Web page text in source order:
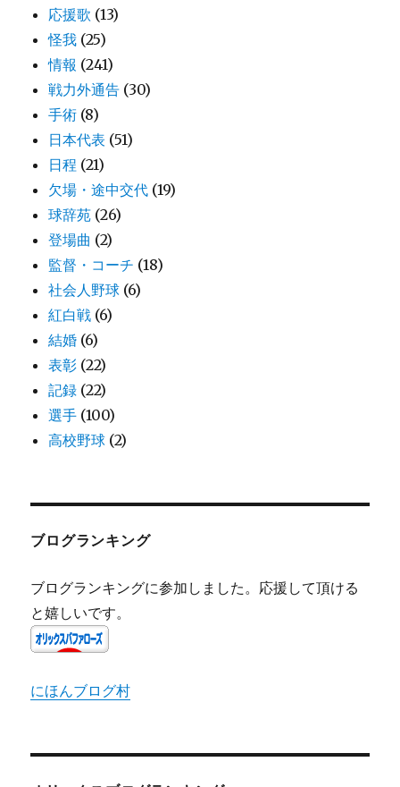
応援歌 (13)
怪我 (25)
情報 (241)
戦力外通告 (30)
手術 (8)
日本代表 (51)
日程 (21)
欠場・途中交代 (19)
球辞苑 (26)
登場曲 (2)
監督・コーチ (18)
社会人野球 (6)
紅白戦 (6)
結婚 (6)
表彰 (22)
記録 (22)
選手 (100)
高校野球 (2)
ブログランキング
ブログランキングに参加しました。応援して頂ける
と嬉しいです。
にほんブログ村